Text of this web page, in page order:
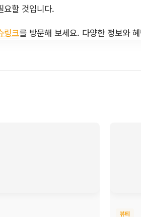
요할 것입니다.
링크를 방문해 보세요. 다양한 정보와
뷰티